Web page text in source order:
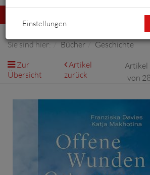
umschalten
Sie sind hier: Bücher
Geschichte
Zur
Übersicht
Artikel
zurück
Artikel
von
Einstellungen